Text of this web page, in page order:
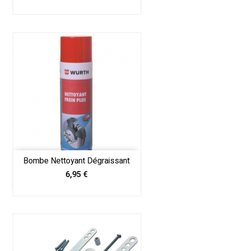
Bombe Nettoyant Dégraissant
Prix
6,95 €